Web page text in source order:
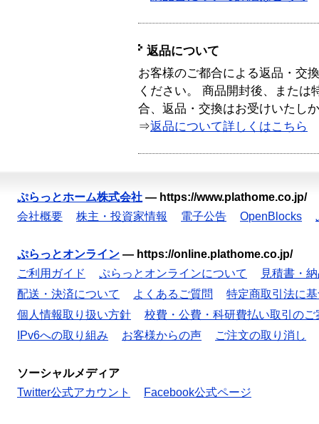
返品について
お客様のご都合による返品・交
ください。 商品開封後、または
合、返品・交換はお受けいたし
⇒返品について詳しくはこちら
ぷらっとホーム株式会社 — https://www.plathome.co.jp/
会社概要
株主・投資家情報 電子公告 OpenBlocks
ぷらっとオンライン — https://online.plathome.co.jp/
ご利用ガイド
ぷらっとオンラインについて
見積書・
配送・決済について
よくあるご質問
特定商取引法に
個人情報取り扱い方針
校費・公費・科研費払い取引のご
IPv6への取り組み
お客様からの声 ご注文の取り消し
ソーシャルメディア
Twitter公式アカウント
Facebook公式ページ